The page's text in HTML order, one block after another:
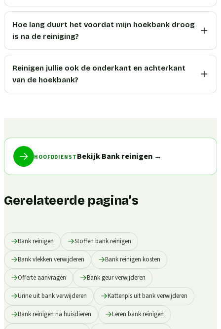
Hoe lang duurt het voordat mijn hoekbank droog
is na de reiniging?
Reinigen jullie ook de onderkant en achterkant
van de hoekbank?
HOOFDDIENST Bekijk Bank reinigen→
Gerelateerde pagina’s
Bank reinigen Stoffen bank reinigen
Bank vlekken verwijderen Bank reinigen kosten
Offerte aanvragen Bank geur verwijderen
Urine uit bank verwijderen Kattenpis uit bank verwijderen
Bank reinigen na huisdieren Leren bank reinigen